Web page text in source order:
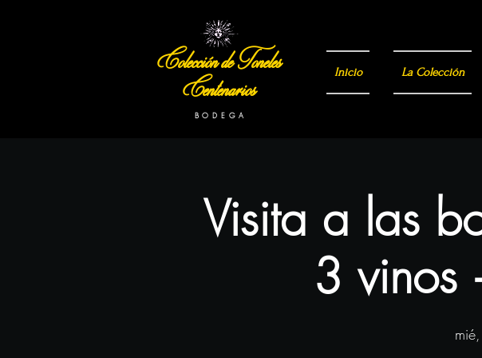
Visita a las
3 vinos
Colección de Toneles
Centenarios Inicio La Colección
B O D E G A